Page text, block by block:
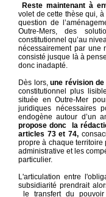
Reste maintenant à
volet de cette thèse qui,
question de
Outre-Mers, des
constitutionnel qu’au
nécessairement par une
consisté jusque là à
donc inadapté.
Dès lors,une révision
constitutionnel plus
située en Outre-Mer
juridiques nécessaires
endogène autour d’un
propose donc la
articles 73 et 74,
propre à chaque territoire
administrative et les
particulier.
L'articulation entre
subsidiarité prendrait
le transfert du